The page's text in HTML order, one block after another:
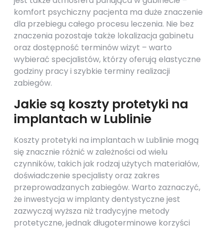
komfort psychiczny pacjenta ma duże znaczenie
dla przebiegu całego procesu leczenia. Nie bez
znaczenia pozostaje także lokalizacja gabinetu
oraz dostępność terminów wizyt – warto
wybierać specjalistów, którzy oferują elastyczne
godziny pracy i szybkie terminy realizacji
zabiegów.
Jakie są koszty protetyki na
implantach w Lublinie
Koszty protetyki na implantach w Lublinie mogą
się znacznie różnić w zależności od wielu
czynników, takich jak rodzaj użytych materiałów,
doświadczenie specjalisty oraz zakres
przeprowadzanych zabiegów. Warto zaznaczyć,
że inwestycja w implanty dentystyczne jest
zazwyczaj wyższa niż tradycyjne metody
protetyczne, jednak długoterminowe korzyści